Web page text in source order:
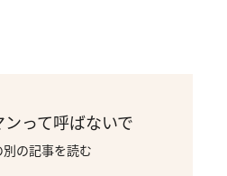
ンって呼ばないで
別の記事を読む